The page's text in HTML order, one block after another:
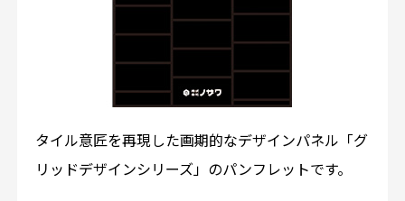
タイル意匠を再現した画期的なデザインパネル「グ
リッドデザインシリーズ」のパンフレットです。